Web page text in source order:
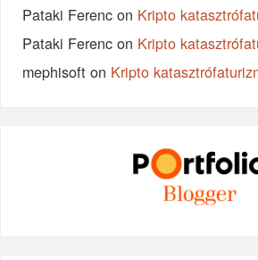
Pataki Ferenc on Kripto
Pataki Ferenc on Kripto
mephisoft on Kripto